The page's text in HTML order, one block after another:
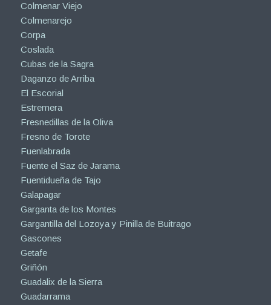
Colmenar Viejo
Colmenarejo
Corpa
Coslada
Cubas de la Sagra
Daganzo de Arriba
El Escorial
Estremera
Fresnedillas de la Oliva
Fresno de Torote
Fuenlabrada
Fuente el Saz de Jarama
Fuentidueña de Tajo
Galapagar
Garganta de los Montes
Gargantilla del Lozoya y Pinilla de Buitrago
Gascones
Getafe
Griñón
Guadalix de la Sierra
Guadarrama